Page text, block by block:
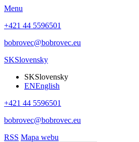
Menu
+421 44 5596501
bobrovec@bobrovec.eu
SKSlovensky
SKSlovensky
ENEnglish
+421 44 5596501
bobrovec@bobrovec.eu
RSS Mapa webu